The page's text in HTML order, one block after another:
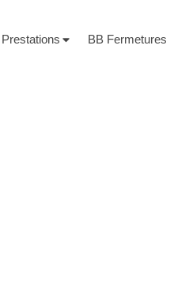
Prestations BB Fermetures